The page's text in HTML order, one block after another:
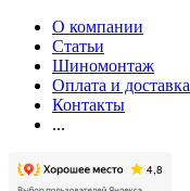
О компании
Статьи
Шиномонтаж
Оплата и доставка
Контакты
...